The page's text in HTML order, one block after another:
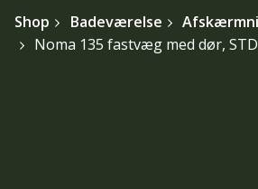
Shop Badeværelse
Noma 135 fastvæg med dør,